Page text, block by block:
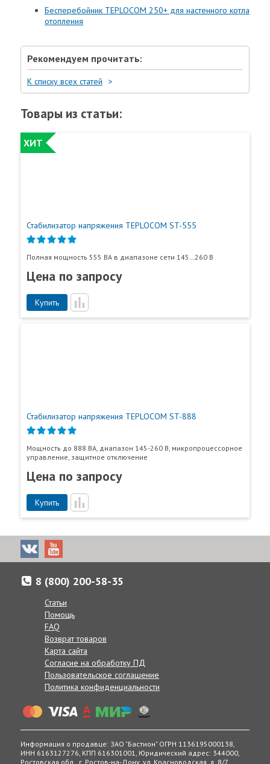
Бесперебойник TEPLOCOM 250+ для настенного котла
отопления
Рекомендуем прочитать:
К списку всех статей
Товары из статьи:
ХИТ
Стабилизатор напряжения TEPLOCOM ST-555
Полная мощность 555 ВА в диапазоне сети 145…260 В
Цена по запросу
Купить
Стабилизатор напряжения TEPLOCOM ST-888
Мощность до 888 ВА, диапазон 145-260 В, микропроцессорное
управление, защитное отключение
Цена по запросу
Купить
8 (800) 200-58-35
Статьи
Помощь
FAQ
Возврат товаров
Карта сайта
Согласие на обработку ПД
Пользовательское соглашение
Политика конфиденциальности
Информация о продавце: ЗАО "Бастион" ОГРН 1136195000138,
ИНН 6163127276, КПП 616301001, Юридический адрес: 344000,
Ростовская обл., г. Ростов-на-Дону, ул. Красноводская, д. 8/7.